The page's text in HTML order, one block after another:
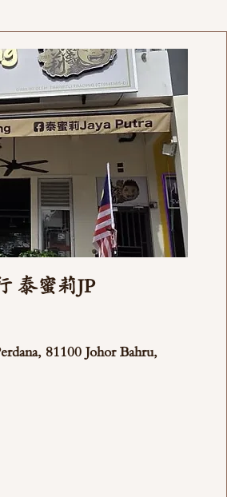
泰蜜莉JP
81100 Johor Bahru,